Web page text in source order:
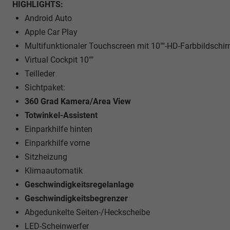
HIGHLIGHTS:
Android Auto
Apple Car Play
Multifunktionaler Touchscreen mit 10""-HD-
Virtual Cockpit 10""
Teilleder
Sichtpaket:
360 Grad Kamera/Area View
Totwinkel-Assistent
Einparkhilfe hinten
Einparkhilfe vorne
Sitzheizung
Klimaautomatik
Geschwindigkeitsregelanlage
Geschwindigkeitsbegrenzer
Abgedunkelte Seiten-/Heckscheibe
LED-Scheinwerfer